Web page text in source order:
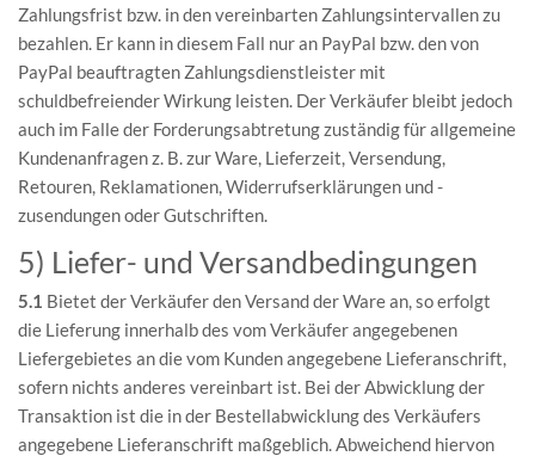
Zahlungsfrist bzw. in den vereinbarten Zahlungsintervallen zu
bezahlen. Er kann in diesem Fall nur an PayPal bzw. den von
PayPal beauftragten Zahlungsdienstleister mit
schuldbefreiender Wirkung leisten. Der Verkäufer bleibt jedoch
auch im Falle der Forderungsabtretung zuständig für allgemeine
Kundenanfragen z. B. zur Ware, Lieferzeit, Versendung,
Retouren, Reklamationen, Widerrufserklärungen und -
zusendungen oder Gutschriften.
5) Liefer- und Versandbedingungen
5.1 Bietet der Verkäufer den Versand der Ware an, so erfolgt
die Lieferung innerhalb des vom Verkäufer angegebenen
Liefergebietes an die vom Kunden angegebene Lieferanschrift,
sofern nichts anderes vereinbart ist. Bei der Abwicklung der
Transaktion ist die in der Bestellabwicklung des Verkäufers
angegebene Lieferanschrift maßgeblich. Abweichend hiervon